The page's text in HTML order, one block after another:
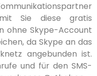
Sie diese gratis
ohne Skype-Account
da Skype an das
angebunden ist.
und für den SMS-